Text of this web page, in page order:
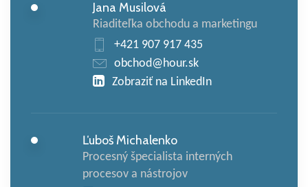
Jana Musilová
Riaditeľka obchodu a marketingu
+421 907 917 435
obchod@hour.sk
Zobraziť na LinkedIn
Ľuboš Michalenko
Procesný špecialista interných
procesov a nástrojov